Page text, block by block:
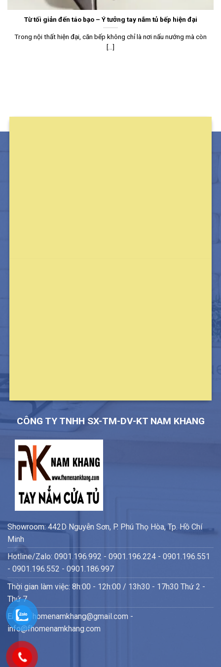
Từ tối giản đến táo bạo – Ý tưởng tay nắm tủ bếp hiện đại
Trong nội thất hiện đại, căn bếp không chỉ là nơi nấu nướng mà còn
[...]
CÔNG TY TNHH SX-TM-DV-KT NAM KHANG
Showroom: 442D Nguyễn Sơn, P. Phú Thọ Hòa, Tp. Hồ Chí
Minh
Hotline/Zalo: 0901.196.992 - 0901.196.224 - 0901.196.551
- 0901.196.552 - 0901.186.997
Thời gian làm việc: 8h:00 - 12h:00 / 13h30 - 17h30 Thứ 2 -
Thứ 7
Email: fhomenamkhang@gmail.com -
info@fhomenamkhang.com